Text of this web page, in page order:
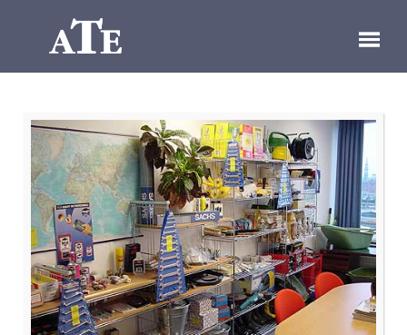
GESCHICHTE
LIEFERPROGRAMM
HANDELSLÄNDER
KONTAKT
englisch